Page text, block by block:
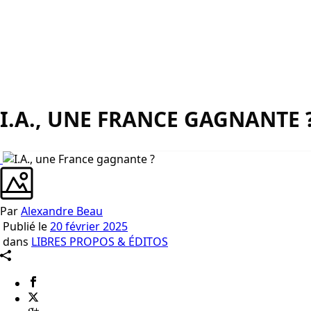
I.A., UNE FRANCE GAGNANTE
ParAlexandre Beau
Publié le20 février 2025
dans LIBRES PROPOS & ÉDITOS